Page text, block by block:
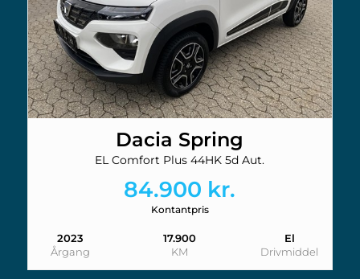
Dacia Spring
EL Comfort Plus 44HK 5d Aut.
84.900 kr.
Kontantpris
2023
Årgang
17.900
KM
El
Drivmiddel